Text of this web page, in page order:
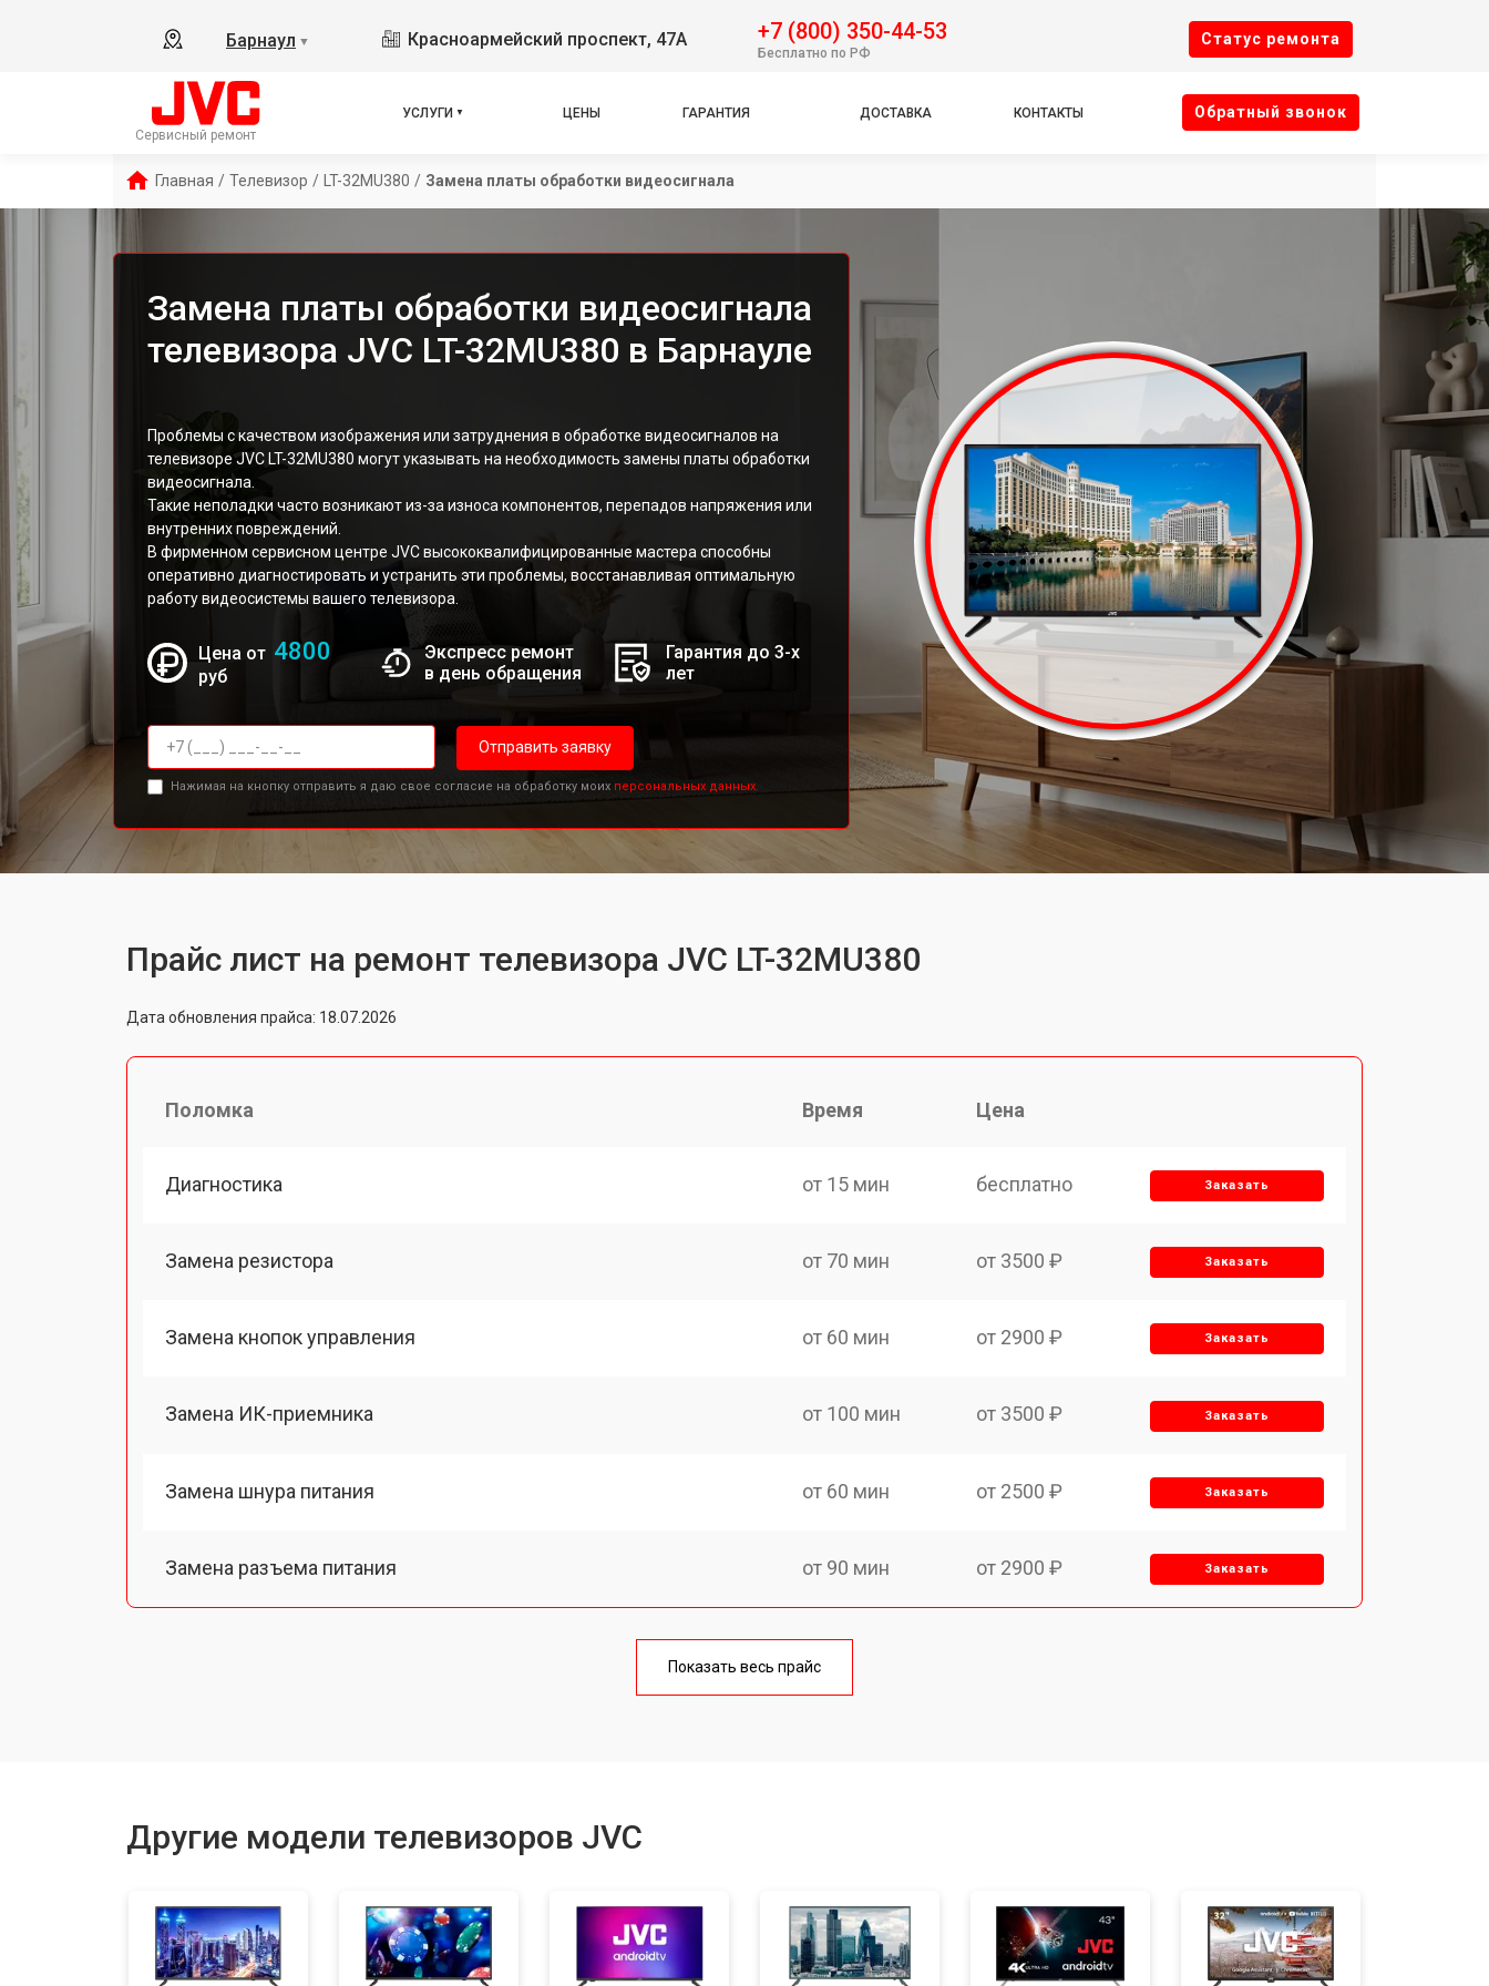
Барнаул ▼ Красноармейский проспект, 47А +7 (800) 350-44-53
Бесплатно по РФ
Cтатус ремонта
Сервисный ремонт
УСЛУГИ ЦЕНЫ ГАРАНТИЯ ДОСТАВКА КОНТАКТЫ Oбратный звонок
Главная / Телевизор / LT-32MU380 / Замена платы обработки видеосигнала
Замена платы обработки видеосигнала
телевизора JVC LT-32MU380 в Барнауле
Проблемы с качеством изображения или затруднения в обработке видеосигналов на
телевизоре JVC LT-32MU380 могут указывать на необходимость замены платы обработки
видеосигнала.
Такие неполадки часто возникают из-за износа компонентов, перепадов напряжения или
внутренних повреждений.
В фирменном сервисном центре JVC высококвалифицированные мастера способны
оперативно диагностировать и устранить эти проблемы, восстанавливая оптимальную
работу видеосистемы вашего телевизора.
Цена от 4800
руб
Экспресс ремонт
в день обращения
Гарантия до 3-х
лет
Отправить заявку
Нажимая на кнопку отправить я даю свое согласие на обработку моих персональных данных.
Прайс лист на ремонт телевизора JVC LT-32MU380
Дата обновления прайса: 18.07.2026
Поломка Время Цена
Диагностика от 15 мин бесплатно Заказать
Замена резистора от 70 мин от 3500 ₽ Заказать
Замена кнопок управления от 60 мин от 2900 ₽ Заказать
Замена ИК-приемника от 100 мин от 3500 ₽ Заказать
Замена шнура питания от 60 мин от 2500 ₽ Заказать
Замена разъема питания от 90 мин от 2900 ₽ Заказать
от 70 мин
Замена модуля Wi-Fi от 70 мин от 3500 ₽ Заказать
Показать весь прайс
Другие модели телевизоров JVC